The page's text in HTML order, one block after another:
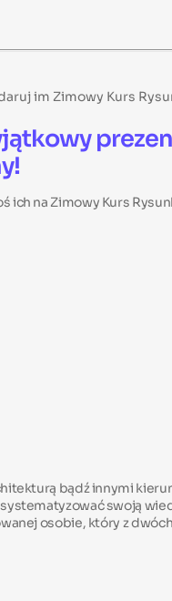
im Zimowy Kurs
na Zimowy Kurs
bądź innymi
swoją
osobie, który z